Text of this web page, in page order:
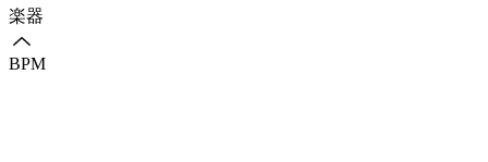
楽器
BPM